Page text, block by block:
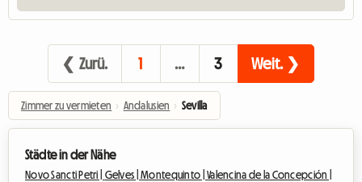
❮ Zurü. 1 … 3 Weit. ❯
Zimmer zu vermieten › Andalusien › Sevilla
Städte in der Nähe
Novo Sancti Petri | Gelves |Montequinto |Valencina de la Concepción |